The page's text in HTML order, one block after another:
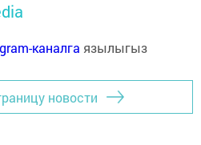
каналга язылыгыз
новости